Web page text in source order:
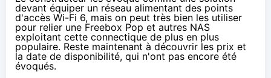
devant équiper un réseau alimentant des points
d'accès Wi-Fi 6, mais on peut très bien les utiliser
pour relier une Freebox Pop et autres NAS
exploitant cette connectique de plus en plus
populaire. Reste maintenant à découvrir les prix et
la date de disponibilité, qui n'ont pas encore été
évoqués.